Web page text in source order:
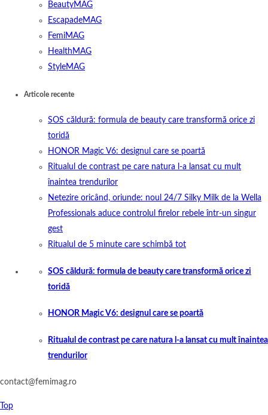
BeautyMAG
EscapadeMAG
FemiMAG
HealthMAG
StyleMAG
Articole recente
SOS căldură: formula de beauty care transformă orice zi
toridă
HONOR Magic V6: designul care se poartă
Ritualul de contrast pe care natura l-a lansat cu mult
înaintea trendurilor
Netezire oricând, oriunde: noul 24/7 Silky Milk de la Wella
Professionals aduce controlul firelor rebele într-un singur
gest
Ritualul de 5 minute care schimbă tot
SOS căldură: formula de beauty care transformă orice zi
toridă
HONOR Magic V6: designul care se poartă
Ritualul de contrast pe care natura l-a lansat cu mult înaintea
trendurilor
contact@femimag.ro
Top